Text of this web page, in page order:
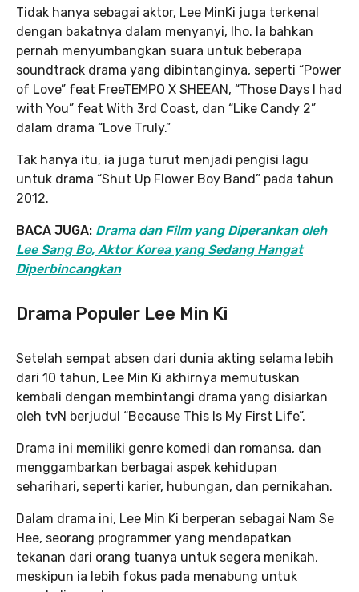
Tidak hanya sebagai aktor, Lee MinKi juga terkenal
dengan bakatnya dalam menyanyi, lho. Ia bahkan
pernah menyumbangkan suara untuk beberapa
soundtrack drama yang dibintanginya, seperti “Power
of Love” feat FreeTEMPO X SHEEAN, “Those Days I had
with You” feat With 3rd Coast, dan “Like Candy 2”
dalam drama “Love Truly.”
Tak hanya itu, ia juga turut menjadi pengisi lagu
untuk drama “Shut Up Flower Boy Band” pada tahun
2012.
BACA JUGA: Drama dan Film yang Diperankan oleh
Lee Sang Bo, Aktor Korea yang Sedang Hangat
Diperbincangkan
Drama Populer Lee Min Ki
Setelah sempat absen dari dunia akting selama lebih
dari 10 tahun, Lee Min Ki akhirnya memutuskan
kembali dengan membintangi drama yang disiarkan
oleh tvN berjudul “Because This Is My First Life”.
Drama ini memiliki genre komedi dan romansa, dan
menggambarkan berbagai aspek kehidupan
seharihari, seperti karier, hubungan, dan pernikahan.
Dalam drama ini, Lee Min Ki berperan sebagai Nam Se
Hee, seorang programmer yang mendapatkan
tekanan dari orang tuanya untuk segera menikah,
meskipun ia lebih fokus pada menabung untuk